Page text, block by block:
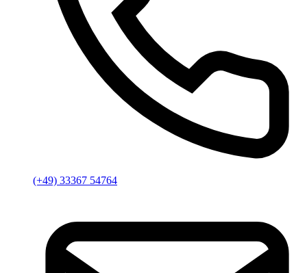
(+49) 33367 54764